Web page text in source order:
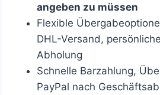
angeben zu müssen
Flexible
DHL-Versand,
Abholung
Schnelle Barzahlung,
PayPal nach